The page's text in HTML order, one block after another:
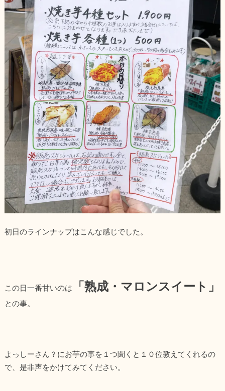
初日のラインナップはこんな感じでした。
この日一番甘いのは 「熟成・マロンスイート」
との事。
よっしーさん？にお芋の事を１つ聞くと１０位教えてくれるの
で、是非声をかけてみてください。